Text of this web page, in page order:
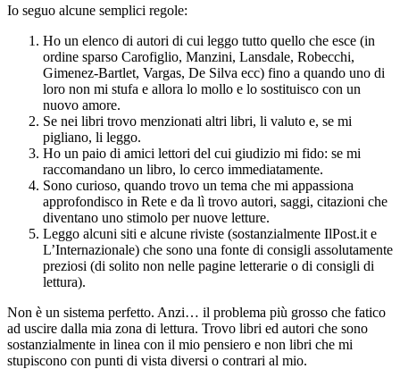
Io seguo alcune semplici regole:
Ho un elenco di autori di cui leggo tutto quello che esce (in
ordine sparso Carofiglio, Manzini, Lansdale, Robecchi,
Gimenez-Bartlet, Vargas, De Silva ecc) fino a quando uno di
loro non mi stufa e allora lo mollo e lo sostituisco con un
nuovo amore.
Se nei libri trovo menzionati altri libri, li valuto e, se mi
pigliano, li leggo.
Ho un paio di amici lettori del cui giudizio mi fido: se mi
raccomandano un libro, lo cerco immediatamente.
Sono curioso, quando trovo un tema che mi appassiona
approfondisco in Rete e da lì trovo autori, saggi, citazioni che
diventano uno stimolo per nuove letture.
Leggo alcuni siti e alcune riviste (sostanzialmente IlPost.it e
L’Internazionale) che sono una fonte di consigli assolutamente
preziosi (di solito non nelle pagine letterarie o di consigli di
lettura).
Non è un sistema perfetto. Anzi… il problema più grosso che fatico
ad uscire dalla mia zona di lettura. Trovo libri ed autori che sono
sostanzialmente in linea con il mio pensiero e non libri che mi
stupiscono con punti di vista diversi o contrari al mio.